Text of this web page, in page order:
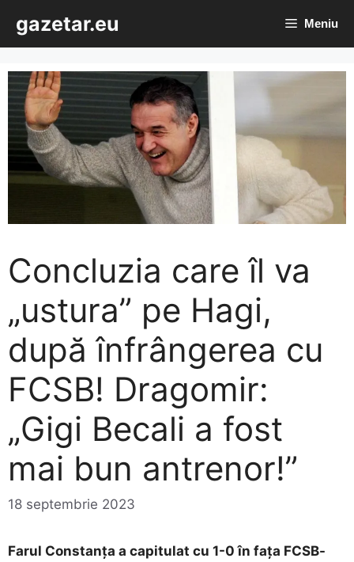
conținut
gazetar.eu Meniu
Concluzia care îl va
„ustura” pe Hagi,
după înfrângerea cu
FCSB! Dragomir:
„Gigi Becali a fost
mai bun antrenor!”
18 septembrie 2023
Farul Constanța a capitulat cu 1-0 în fața FCSB-